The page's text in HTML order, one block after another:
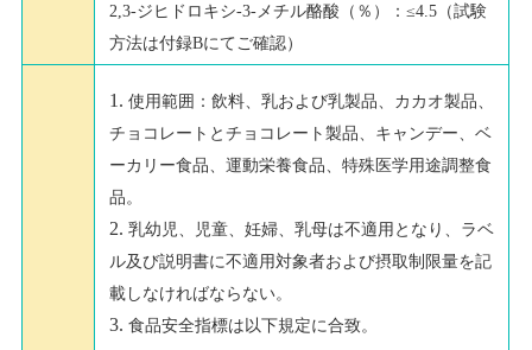
2,3-ジヒドロキシ-3-メチル酪酸（％）：≤4.5（試験
方法は付録Bにてご確認）
使用範囲：飲料、乳および乳製品、カカオ製品、
チョコレートとチョコレート製品、キャンデー、ベ
ーカリー食品、運動栄養食品、特殊医学用途調整食
品。
乳幼児、児童、妊婦、乳母は不適用となり、ラベ
ル及び説明書に不適用対象者および摂取制限量を記
載しなければならない。
食品安全指標は以下規定に合致。